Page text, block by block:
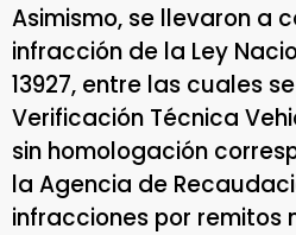
Asimismo, se llevaron a
infracción de la Ley
13927, entre las cuales
Verificación Técnica
sin homologación
la Agencia de
infracciones por remitos